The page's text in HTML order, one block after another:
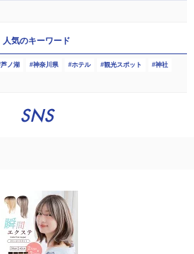
人気のキーワード
芦ノ湖 神奈川県 ホテル 観光スポット 神社
SNS